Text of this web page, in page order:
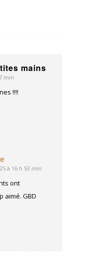
mains
min
!!!!
à 16 h 53 min
ont
aimé. GBD